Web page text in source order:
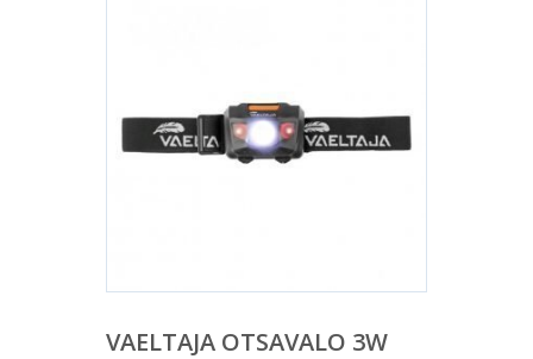
VAELTAJA OTSAVALO 3W